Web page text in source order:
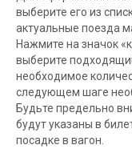
выберите его из
актуальные поезда
Нажмите на значок
выберите
необходимое
следующем шаге
Будьте предельно
будут указаны в
посадке в вагон.